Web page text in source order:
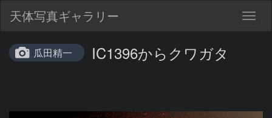
天体写真ギャラリー
瓜田精一 IC1396からクワガタ